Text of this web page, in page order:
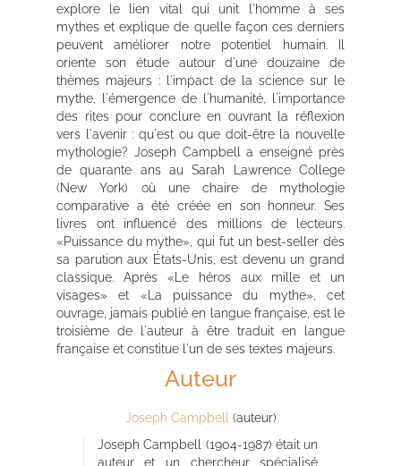
explore le lien vital qui unit l'homme à ses
mythes et explique de quelle façon ces derniers
peuvent améliorer notre potentiel humain. Il
oriente son étude autour d'une douzaine de
thèmes majeurs : l'impact de la science sur le
mythe, l'émergence de l'humanité, l'importance
des rites pour conclure en ouvrant la réflexion
vers l'avenir : qu'est ou que doit-être la nouvelle
mythologie? Joseph Campbell a enseigné près
de quarante ans au Sarah Lawrence College
(New York) où une chaire de mythologie
comparative a été créée en son honneur. Ses
livres ont influencé des millions de lecteurs.
«Puissance du mythe», qui fut un best-seller dès
sa parution aux États-Unis, est devenu un grand
classique. Après «Le héros aux mille et un
visages» et «La puissance du mythe», cet
ouvrage, jamais publié en langue française, est le
troisième de l'auteur à être traduit en langue
française et constitue l'un de ses textes majeurs.
Auteur
Joseph Campbell(auteur)
Joseph Campbell (1904-1987) était un
auteur et un chercheur spécialisé